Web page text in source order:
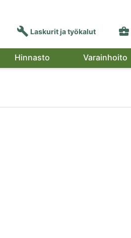
 Laskurit ja työkalut 
Hinnasto Varainhoito